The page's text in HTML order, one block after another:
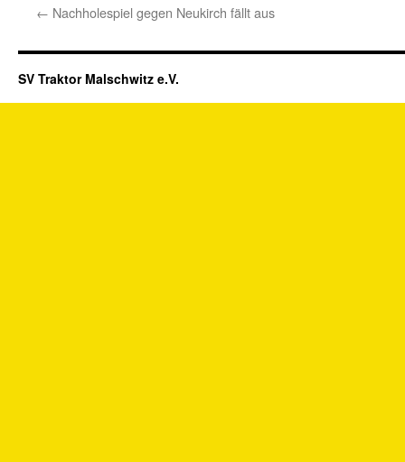
← Nachholespiel gegen Neukirch fällt aus
SV Traktor Malschwitz e.V.